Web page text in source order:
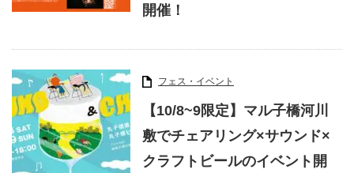
開催！
フェス・イベント
【10/8~9限定】マル子橋河川
敷でチェアリング×サウンド×
クラフトビールのイベント開